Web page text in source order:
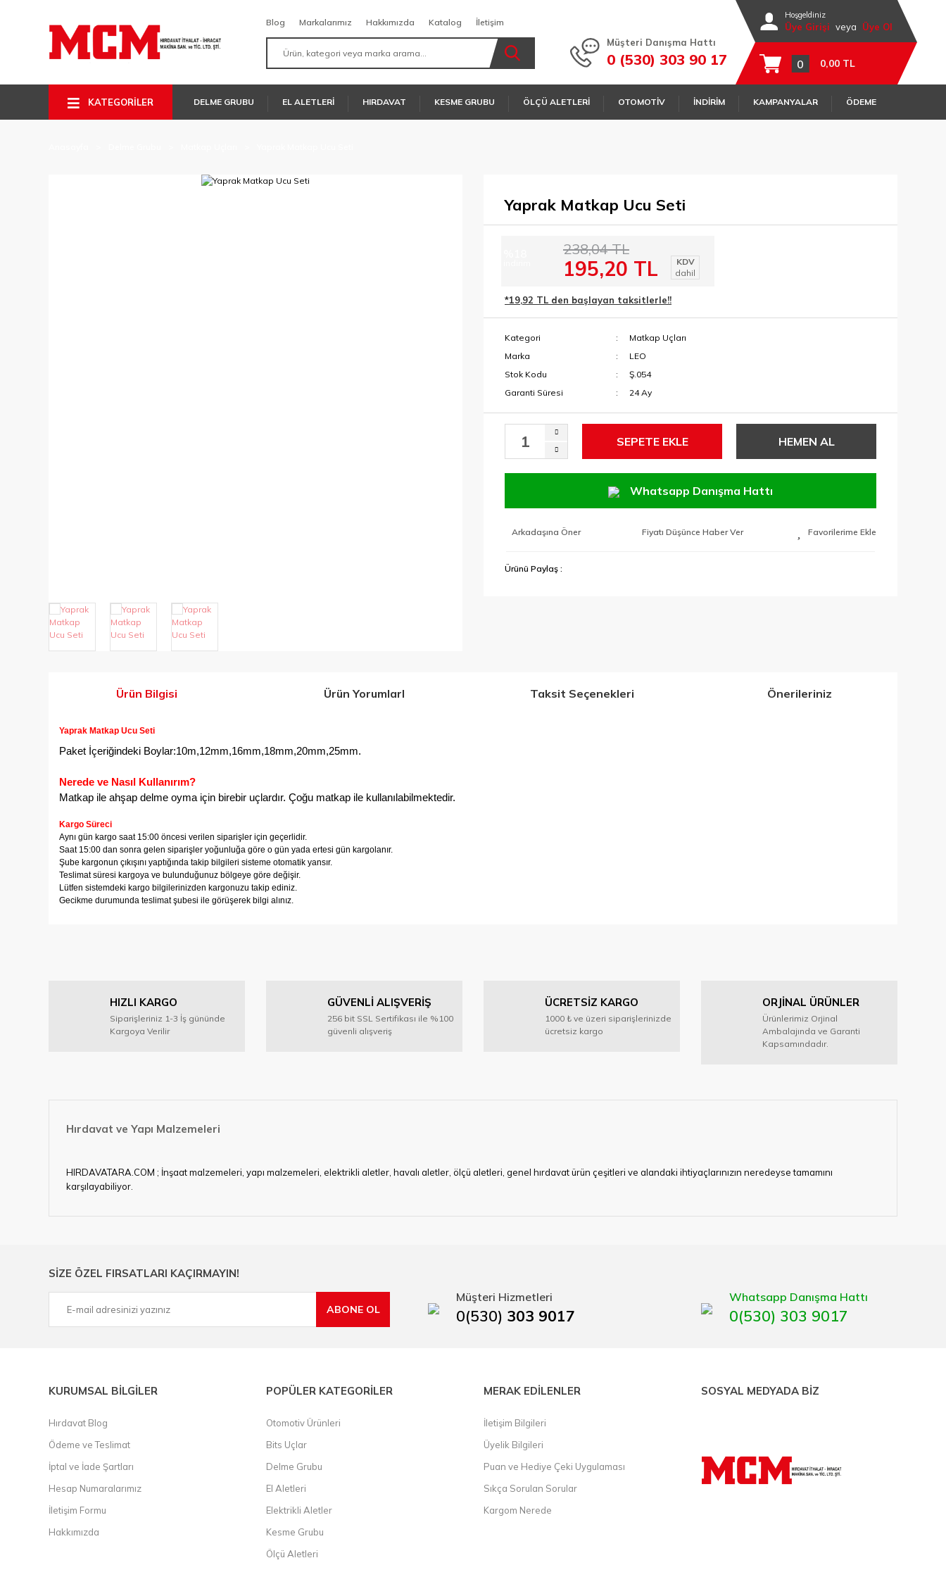
Blog Markalarımız Hakkımızda Katalog İletişim
Müşteri Danışma Hattı
0 (530) 303 90 17
Hoşgeldiniz
Üye Girişi veya Üye Ol
0 0,00 TL
KATEGORİLER DELME GRUBU EL ALETLERİ HIRDAVAT KESME GRUBU ÖLÇÜ ALETLERİ OTOMOTİV İNDİRİM KAMPANYALAR ÖDEME
Yaprak Matkap Ucu Seti
238,04 TL
195,20 TL
KDV
dahil
*19,92 TL den başlayan taksitlerle!!
Kategori
Matkap Uçları
Marka
LEO
Stok Kodu
Ş.054
Garanti Süresi
24 Ay
SEPETE EKLE HEMEN AL
Whatsapp Danışma Hattı
Arkadaşına Öner Fiyatı Düşünce Haber Ver
Ürünü Paylaş :
Ürün Bilgisi Ürün YorumlarI Taksit Seçenekleri Önerileriniz
Yaprak Matkap Ucu Seti
Paket İçeriğindeki Boylar:10m,12mm,16mm,18mm,20mm,25mm.
Nerede ve Nasıl Kullanırım?
Matkap ile ahşap delme oyma için birebir uçlardır. Çoğu matkap ile kullanılabilmektedir.
Kargo Süreci
Aynı gün kargo saat 15:00 öncesi verilen siparişler için geçerlidir.
Saat 15:00 dan sonra gelen siparişler yoğunluğa göre o gün yada ertesi gün kargolanır.
Şube kargonun çıkışını yaptığında takip bilgileri sisteme otomatik yansır.
Teslimat süresi kargoya ve bulunduğunuz bölgeye göre değişir.
Lütfen sistemdeki kargo bilgilerinizden kargonuzu takip ediniz.
Gecikme durumunda teslimat şubesi ile görüşerek bilgi alınız.
Ürün bilgilerinde hatalar bulunuyor.
HIZLI KARGO
Siparişleriniz 1-3 İş gününde
Kargoya Verilir
GÜVENLİ ALIŞVERİŞ
256 bit SSL Sertifikası ile %100
güvenli alışveriş
ÜCRETSİZ KARGO
1000 ₺ ve üzeri siparişlerinizde
ücretsiz kargo
ORJİNAL ÜRÜNLER
Ürünlerimiz Orjinal
Ambalajında ve Garanti
Kapsamındadır.
Hırdavat ve Yapı Malzemeleri
HIRDAVATARA.COM ; İnşaat malzemeleri, yapı malzemeleri, elektrikli aletler, havalı aletler, ölçü aletleri, genel hırdavat ürün çeşitleri ve alandaki ihtiyaçlarınızın neredeyse tamamını
karşılayabiliyor.
çelik cetvel, tel fırça, kalem havya, karot uç, pafta takımları, boru kesiciler, çektirme, kablo makası, pürmüz, lazerli mesafe ölçme.
SİZE ÖZEL FIRSATLARI KAÇIRMAYIN!
ABONE OL
Müşteri Hizmetleri
0(530) 303 9017
Whatsapp Danışma Hattı
0(530) 303 9017
KURUMSAL BİLGİLER
Hırdavat Blog
Ödeme ve Teslimat
İptal ve İade Şartları
Hesap Numaralarımız
İletişim Formu
Hakkımızda
POPÜLER KATEGORİLER
Otomotiv Ürünleri
Bits Uçlar
Delme Grubu
El Aletleri
Elektrikli Aletler
Kesme Grubu
Ölçü Aletleri
MERAK EDİLENLER
İletişim Bilgileri
Üyelik Bilgileri
Puan ve Hediye Çeki Uygulaması
Sıkça Sorulan Sorular
Kargom Nerede
SOSYAL MEDYADA BİZ